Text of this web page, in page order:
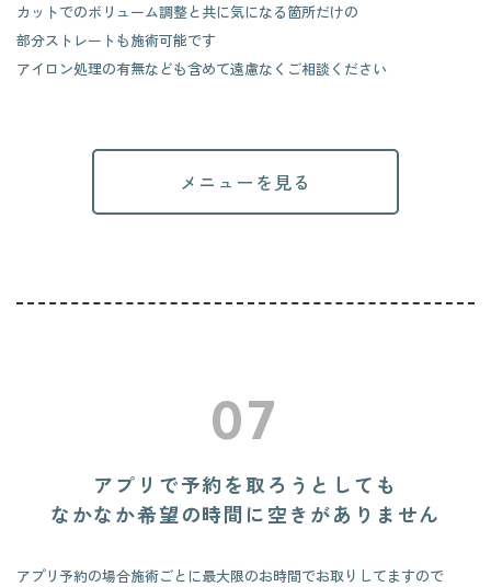
カットでのボリューム調整と共に気になる箇所だけの
部分ストレートも施術可能です
アイロン処理の有無なども含めて遠慮なくご相談ください
メニューを見る
07
アプリで予約を取ろうとしても
なかなか希望の時間に空きがありません
アプリ予約の場合施術ごとに最大限のお時間でお取りしてますので